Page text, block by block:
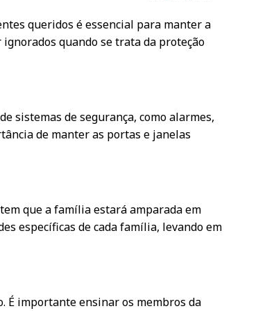
queridos é essencial para manter a
quando se trata da proteção
sistemas de segurança, como alarmes,
de manter as portas e janelas
que a família estará amparada em
específicas de cada família, levando em
É importante ensinar os membros da